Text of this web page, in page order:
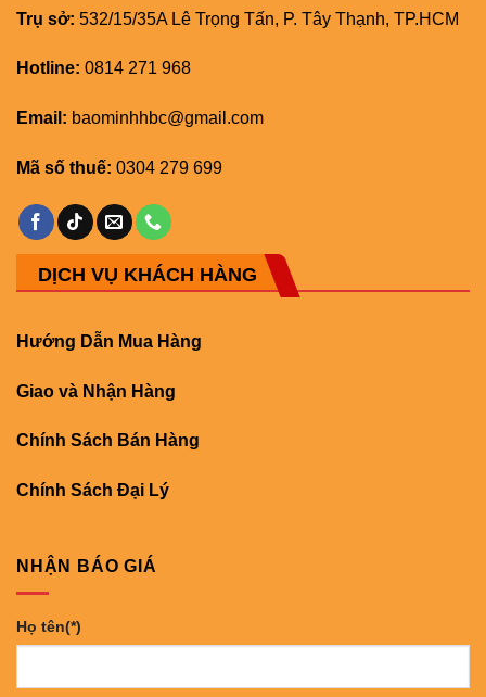
Trụ sở: 532/15/35A Lê Trọng Tấn, P. Tây Thạnh, TP.HCM
Hotline: 0814 271 968
Email: baominhhbc@gmail.com
Mã số thuế: 0304 279 699
DỊCH VỤ KHÁCH HÀNG
Hướng Dẫn Mua Hàng
Giao và Nhận Hàng
Chính Sách Bán Hàng
Chính Sách Đại Lý
NHẬN BÁO GIÁ
Họ tên(*)